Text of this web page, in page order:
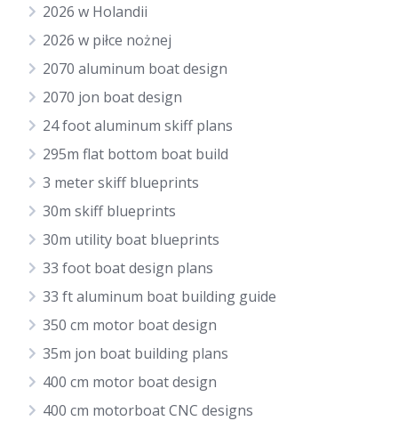
2026 w Holandii
2026 w piłce nożnej
2070 aluminum boat design
2070 jon boat design
24 foot aluminum skiff plans
295m flat bottom boat build
3 meter skiff blueprints
30m skiff blueprints
30m utility boat blueprints
33 foot boat design plans
33 ft aluminum boat building guide
350 cm motor boat design
35m jon boat building plans
400 cm motor boat design
400 cm motorboat CNC designs